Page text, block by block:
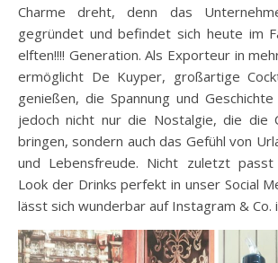
Charme dreht, denn das
gegründet und befindet sich heute im
elften!!!! Generation. Als Exporteur in
ermöglicht De Kuyper, großartige
genießen, die Spannung und
jedoch nicht nur die Nostalgie, die die
bringen, sondern auch das Gefühl von
und Lebensfreude. Nicht zuletzt
Look der Drinks perfekt in unser Social
lässt sich wunderbar auf Instagram & Co.